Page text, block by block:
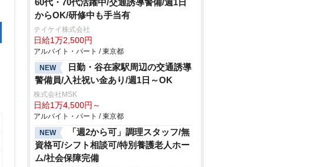
60代・70代活躍中/交通誘導警備/週1日
からOK/研修中も手当有
テイケイ株式会社
日給1万2,500円
アルバイト・パート / 東京都
NEW
日勤・谷在家駅周辺の交通誘導
警備員/入社祝い金あり/週1日～OK
株式会社MSK
日給1万4,500円～
アルバイト・パート / 東京都
NEW
「週2から可」調理スタッフ/無
資格可/シフト相談可/特別養護老人ホー
ム/社会保障完備